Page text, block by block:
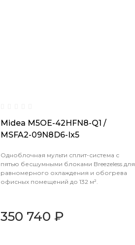
Midea M5OE-42HFN8-Q1 /
MSFA2-09N8D6-Ix5
Одноблочная мульти сплит-система с
пятью бесшумными блоками Breezeless для
равномерного охлаждения и обогрева
офисных помещений до 132 м².
350 740 ₽